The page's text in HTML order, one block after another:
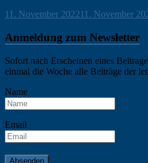
ohirte
11. November 202211. November
Anmeldung zum Newsletter
Sofort nach Erscheinen eines
einmal die Woche alle Beiträge der
Name
Email